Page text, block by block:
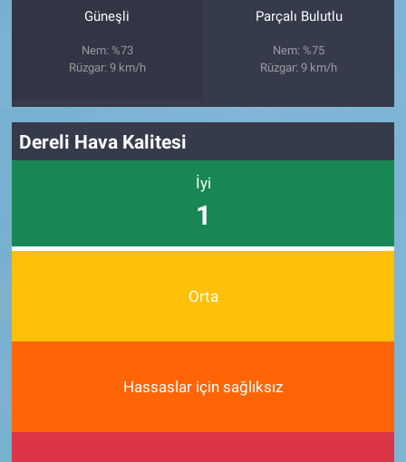
Güneşli
Nem: %73
Rüzgar: 9 km/h
Parçalı Bulutlu
Nem: %75
Rüzgar: 9 km/h
Dereli Hava Kalitesi
İyi
1
Orta
Hassaslar için sağlıksız